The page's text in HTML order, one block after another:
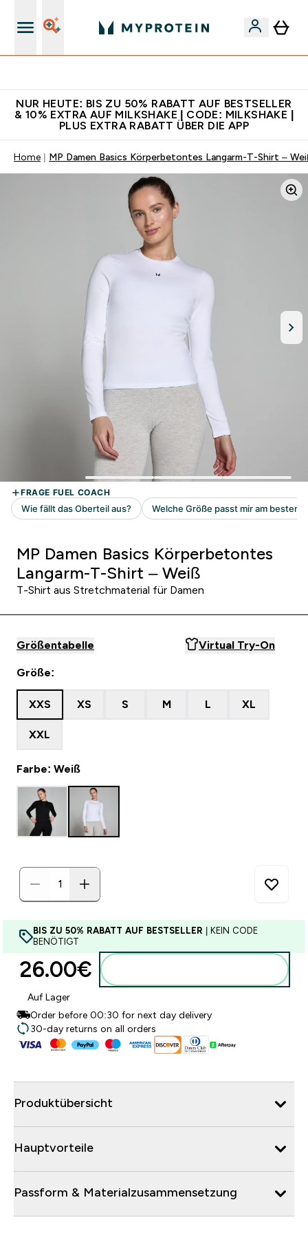
NUR HEUTE: BIS ZU 50% RABATT AUF BESTSELLER
& 10% EXTRA AUF MILKSHAKE | CODE: MILKSHAKE |
PLUS EXTRA RABATT ÜBER DIE APP
Home MP Damen Basics Körperbetontes Langarm-T-Shirt –
MP Damen Basics Körperbetontes
Langarm-T-Shirt – Weiß
T-Shirt aus Stretchmaterial für Damen
Größentabelle Virtual Try-On
Größe:
XXS XS S M L XL
XXL
Farbe: Weiß
BIS ZU 50% RABATT AUF BESTSELLER | KEIN CODE
BENÖTIGT
26.00€‎
Auf Lager
Order before 00:30 for next day delivery
30-day returns on all orders
Produktübersicht
Hauptvorteile
Passform & Materialzusammensetzung